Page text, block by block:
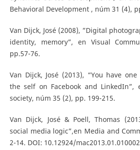
Behavioral Development , núm 31 (4),
Van Dijck, José (2008), ”Digital
identity, memory”, en Visual
pp.57-76.
Van Dijck, José (2013), “You have
the self on Facebook and
society, núm 35 (2), pp. 199-215.
Van Dijck, José & Poell, Thomas
social media logic”,en Media and
2-14. DOI: 10.12924/